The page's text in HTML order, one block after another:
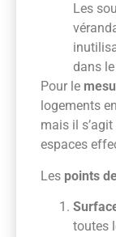
Les
dans
Pour le
logements
mais il s’agit
espaces
Les points
toutes